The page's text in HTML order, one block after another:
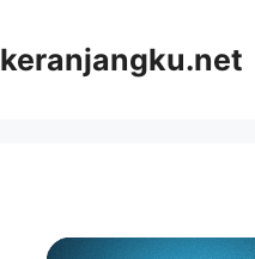
keranjangku.net